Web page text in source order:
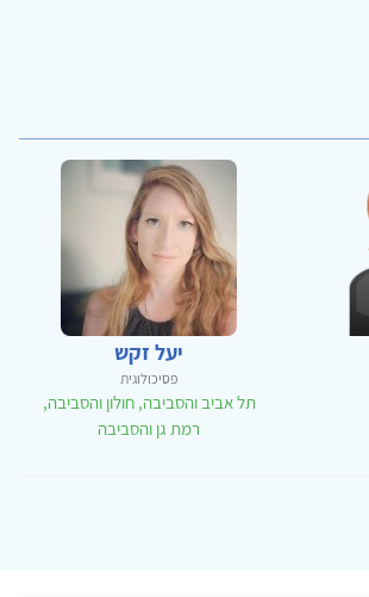
יעל זקש
פסיכולוגית
תל אביב והסביבה, חולון והסביבה,
רמת גן והסביבה